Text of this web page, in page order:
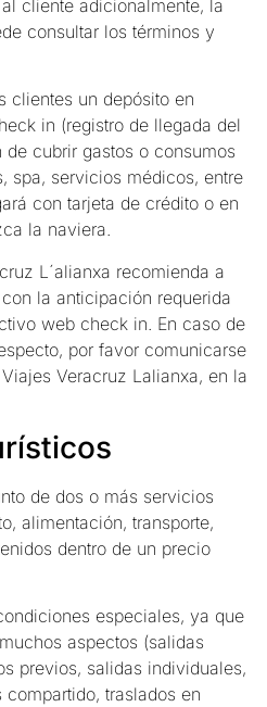
cliente adicionalmente, la
consultar los términos y
clientes un depósito en
in (registro de llegada del
cubrir gastos o consumos
spa, servicios médicos, entre
con tarjeta de crédito o en
la naviera.
L´alianxa recomienda a
la anticipación requerida
web check in. En caso de
por favor comunicarse
Veracruz Lalianxa, en la
de dos o más servicios
alimentación, transporte,
dentro de un precio
especiales, ya que
aspectos (salidas
previos, salidas individuales,
traslados en